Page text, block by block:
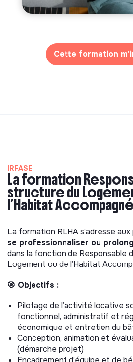
Cette formation
IRFASE
La formation
structure du
l’Habitat
La formation RLHA s’adresse
se professionnaliser ou
dans la fonction de Responsable
Logement ou de l’Habitat
🎯 Objectifs :
Pilotage de l’activité locative
fonctionnel, administratif et
économique et entretien du
Conception, animation et
(démarche projet)
Encadrement d’équipe et de